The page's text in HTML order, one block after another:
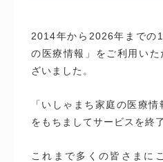
2014年から2026年までの
の医療情報」をご利用い
ざいました。
「いしゃまち家庭の医療
をもちましてサービスを終
これまで多くの皆さまに